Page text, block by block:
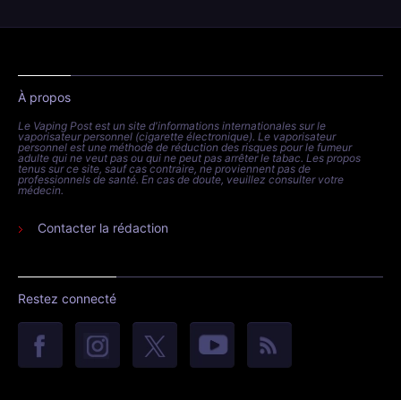
À propos
Le Vaping Post est un site d'informations internationales sur le
vaporisateur personnel (cigarette électronique). Le vaporisateur
personnel est une méthode de réduction des risques pour le fumeur
adulte qui ne veut pas ou qui ne peut pas arrêter le tabac. Les propos
tenus sur ce site, sauf cas contraire, ne proviennent pas de
professionnels de santé. En cas de doute, veuillez consulter votre
médecin.
Contacter la rédaction
Restez connecté